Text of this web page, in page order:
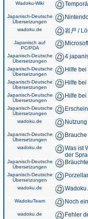
Wadoku-Wiki
Japanisch-Deutsche
Übersetzungen
wadoku.de 岩戸 /
Japanisch auf
PC/PDA
Japanisch-Deutsche
Übersetzungen
4
Japanisch-Deutsche
Übersetzungen
Hilfe
Japanisch-Deutsche
Übersetzungen
Hilfe
Japanisch-Deutsche
Übersetzungen
Hilfe
Japanisch-Deutsche
Übersetzungen
wadoku.de
Japanisch-Deutsche
Übersetzungen
wadoku.de
Was ist
der
Japanisch-Deutsche
Übersetzungen
Japanisch-Deutsche
Übersetzungen
wadoku.de Wadoku
WadokuTeam Noch
wadoku.de Fehler